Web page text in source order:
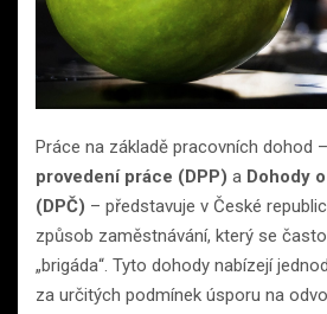
Práce na základě pracovních dohod –
provedení práce (DPP) a Dohody
(DPČ) – představuje v České
způsob zaměstnávání, který se
„brigáda“. Tyto dohody nabízejí
za určitých podmínek úsporu na